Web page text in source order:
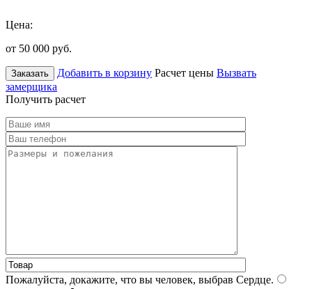
Цена:
от 50 000 руб.
Заказать Добавить в корзину Расчет цены Вызвать
замерщика
Получить расчет
Пожалуйста, докажите, что вы человек, выбрав Сердце.